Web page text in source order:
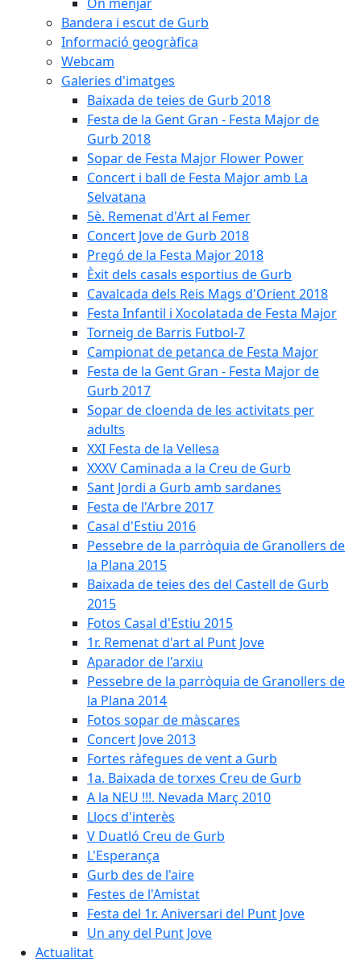
Bandera i escut de Gurb
Informació geogràfica
Webcam
Galeries d'imatges
Baixada de teies de Gurb 2018
Festa de la Gent Gran - Festa Major de
Gurb 2018
Sopar de Festa Major Flower Power
Concert i ball de Festa Major amb La
Selvatana
5è. Remenat d'Art al Femer
Concert Jove de Gurb 2018
Pregó de la Festa Major 2018
Èxit dels casals esportius de Gurb
Cavalcada dels Reis Mags d'Orient 2018
Festa Infantil i Xocolatada de Festa Major
Torneig de Barris Futbol-7
Campionat de petanca de Festa Major
Festa de la Gent Gran - Festa Major de
Gurb 2017
Sopar de cloenda de les activitats per
adults
XXI Festa de la Vellesa
XXXV Caminada a la Creu de Gurb
Sant Jordi a Gurb amb sardanes
Festa de l'Arbre 2017
Casal d'Estiu 2016
Pessebre de la parròquia de Granollers de
la Plana 2015
Baixada de teies des del Castell de Gurb
2015
Fotos Casal d'Estiu 2015
1r. Remenat d'art al Punt Jove
Aparador de l'arxiu
Pessebre de la parròquia de Granollers de
la Plana 2014
Fotos sopar de màscares
Concert Jove 2013
Fortes ràfegues de vent a Gurb
1a. Baixada de torxes Creu de Gurb
A la NEU !!!. Nevada Març 2010
Llocs d'interès
V Duatló Creu de Gurb
L'Esperança
Gurb des de l'aire
Festes de l'Amistat
Festa del 1r. Aniversari del Punt Jove
Un any del Punt Jove
Actualitat